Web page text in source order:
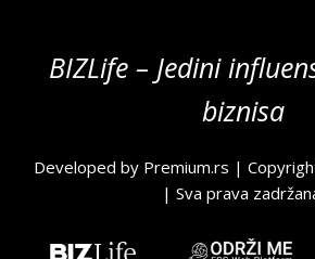
BIZLife – Jedini
biznisa
Developed by Premium.rs |
| Sva prava